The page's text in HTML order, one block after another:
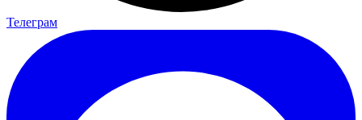
Телеграм